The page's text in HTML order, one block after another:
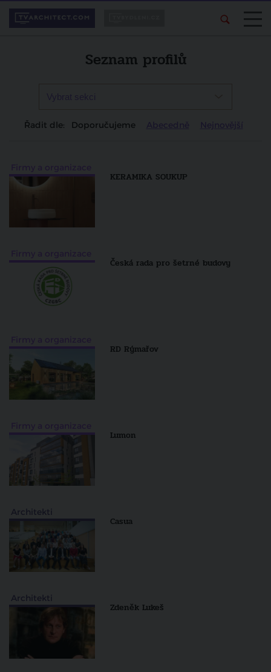
Seznam profilů
Řadit dle: Doporučujeme
KERAMIKA SOUKUP
Česká rada pro šetrné budovy
RD Rýmařov
Lumon
Architekti
Casua
Architekti
Zdeněk Lukeš